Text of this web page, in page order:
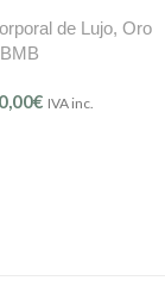
de Lujo, Oro
€ IVA inc.